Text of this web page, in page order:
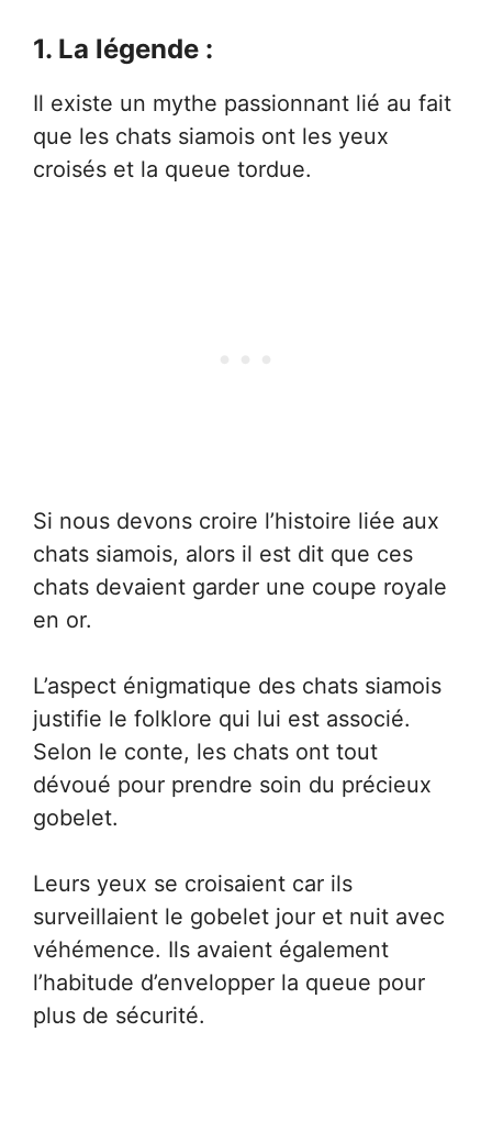
1. La légende :
Il existe un mythe passionnant lié au fait
que les chats siamois ont les yeux
croisés et la queue tordue.
Si nous devons croire l’histoire liée aux
chats siamois, alors il est dit que ces
chats devaient garder une coupe royale
en or.
L’aspect énigmatique des chats siamois
justifie le folklore qui lui est associé.
Selon le conte, les chats ont tout
dévoué pour prendre soin du précieux
gobelet.
Leurs yeux se croisaient car ils
surveillaient le gobelet jour et nuit avec
véhémence. Ils avaient également
l’habitude d’envelopper la queue pour
plus de sécurité.